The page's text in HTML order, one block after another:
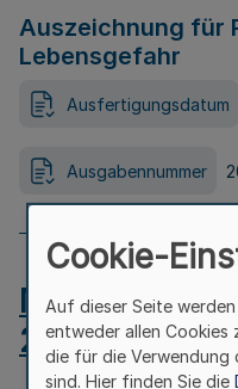
Auszeichnung für
Lebensgefahr
Ausfertigungsdatum
Ausgabennummer
MB.NRW
24.07.2026
Cookie-
Auf dieser Seite
entweder allen Cookies
die für die Verwendung
sind. Hier finden Sie die